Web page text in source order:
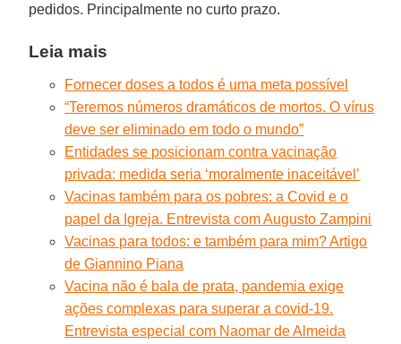
pedidos. Principalmente no curto prazo.
Leia mais
Fornecer doses a todos é uma meta possível
“Teremos números dramáticos de mortos. O vírus
deve ser eliminado em todo o mundo”
Entidades se posicionam contra vacinação
privada: medida seria ‘moralmente inaceitável’
Vacinas também para os pobres: a Covid e o
papel da Igreja. Entrevista com Augusto Zampini
Vacinas para todos: e também para mim? Artigo
de Giannino Piana
Vacina não é bala de prata, pandemia exige
ações complexas para superar a covid-19.
Entrevista especial com Naomar de Almeida